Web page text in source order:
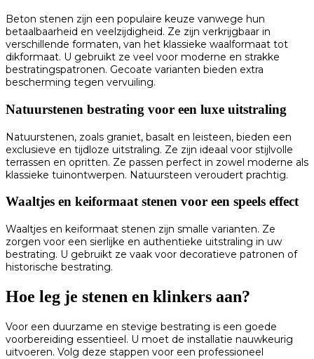
Beton stenen zijn een populaire keuze vanwege hun
betaalbaarheid en veelzijdigheid. Ze zijn verkrijgbaar in
verschillende formaten, van het klassieke waalformaat tot
dikformaat. U gebruikt ze veel voor moderne en strakke
bestratingspatronen. Gecoate varianten bieden extra
bescherming tegen vervuiling.
Natuurstenen bestrating voor een luxe uitstraling
Natuurstenen, zoals graniet, basalt en leisteen, bieden een
exclusieve en tijdloze uitstraling. Ze zijn ideaal voor stijlvolle
terrassen en opritten. Ze passen perfect in zowel moderne als
klassieke tuinontwerpen. Natuursteen veroudert prachtig.
Waaltjes en keiformaat stenen voor een speels effect
Waaltjes en keiformaat stenen zijn smalle varianten. Ze
zorgen voor een sierlijke en authentieke uitstraling in uw
bestrating. U gebruikt ze vaak voor decoratieve patronen of
historische bestrating.
Hoe leg je stenen en klinkers aan?
Voor een duurzame en stevige bestrating is een goede
voorbereiding essentieel. U moet de installatie nauwkeurig
uitvoeren. Volg deze stappen voor een professioneel